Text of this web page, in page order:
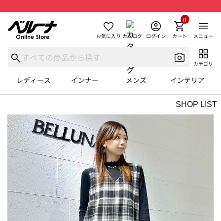
お気に入り カタログ ログイン カート
0
メニュー
カテゴリ
レディース インナー メンズ インテリア
SHOP LIST